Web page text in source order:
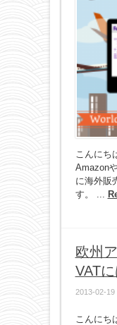
こんにち
Amazon
に海外販
す。 ...
欧州
VAT
2013-02-19
こんにち